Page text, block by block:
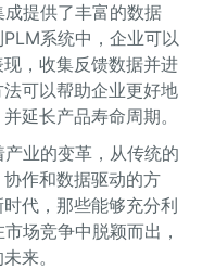
提供了丰富的数据
系统中，企业可以
，收集反馈数据并进
可以帮助企业更好地
延长产品寿命周期。
业的变革，从传统的
作和数据驱动的方
代，那些能够充分利
场竞争中脱颖而出，
来。